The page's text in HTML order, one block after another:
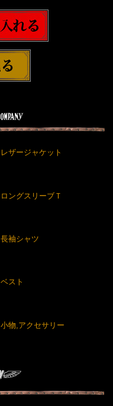
レザージャケット
ロングスリーブＴ
長袖シャツ
ベスト
小物,アクセサリー